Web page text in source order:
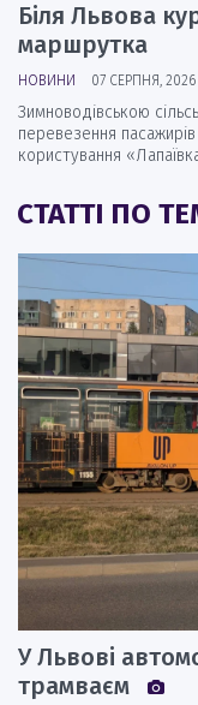
Біля Львова
маршрутка
НОВИНИ 07 СЕРПНЯ, 2026
Зимноводівською
перевезення
користування
СТАТТІ ПО
У Львові
трамваєм